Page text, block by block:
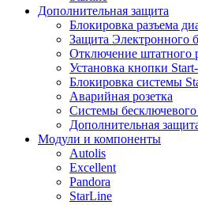
Дополнительная защита
Блокировка разъема
Защита Электронного
Отключение штатного
Установка кнопки
Блокировка системы
Аварийная розетка
Системы бесключевого
Дополнительная
Модули и компоненты
Autolis
Excellent
Pandora
StarLine